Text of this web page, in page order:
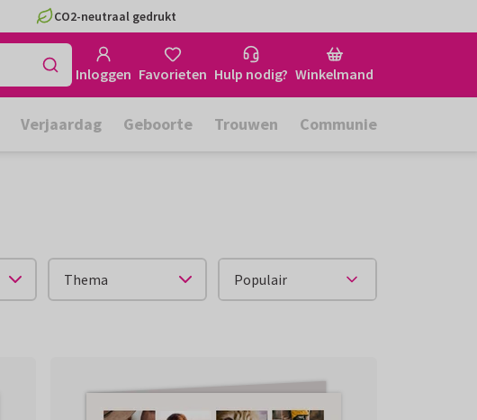
CO2-neutraal gedrukt
Inloggen Favorieten Hulp nodig? Winkelmand
Verjaardag Geboorte Trouwen Communie
Thema